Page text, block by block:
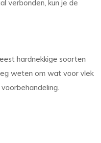
verbonden, kun je de
hardnekkige soorten
weten om wat voor vlek